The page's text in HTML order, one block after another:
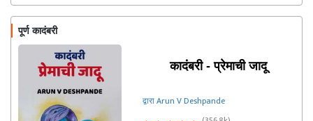
पूर्ण कादंबरी
कादंबरी - प्रेमाची जादू
द्वारा Arun V Deshpande